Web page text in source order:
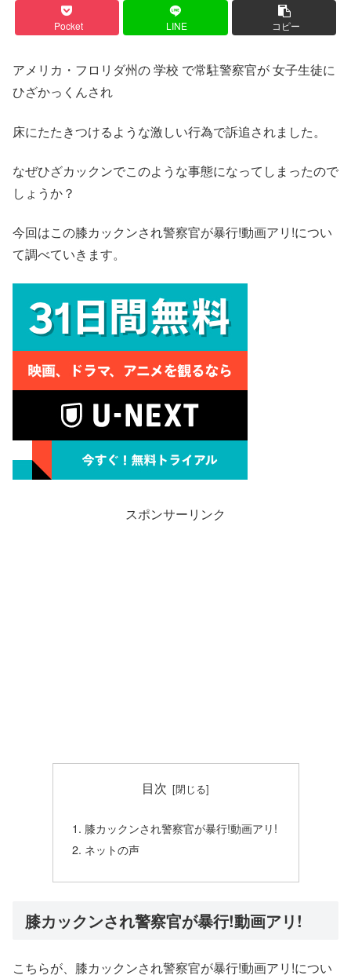
Pocket LINE コピー
アメリカ・フロリダ州の 学校 で常駐警察官が 女子生徒に
ひざかっくんされ
床にたたきつけるような激しい行為で訴追されました。
なぜひざカックンでこのような事態になってしまったので
しょうか？
今回はこの膝カックンされ警察官が暴行!動画アリ!につい
て調べていきます。
スポンサーリンク
目次
膝カックンされ警察官が暴行!動画アリ!
ネットの声
膝カックンされ警察官が暴行!動画アリ!
こちらが、膝カックンされ警察官が暴行!動画アリ!につい